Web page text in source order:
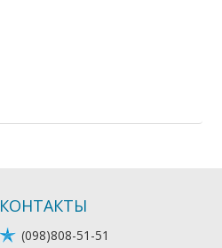
КОНТАКТЫ
(098)808-51-51